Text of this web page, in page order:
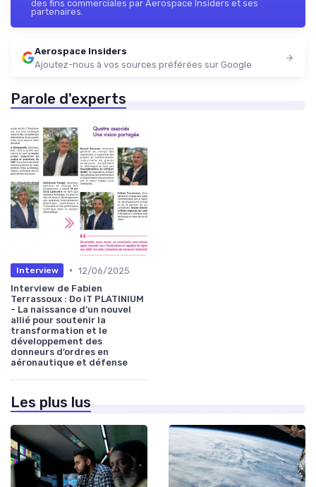
des fins commerciales par Aerospace Insiders et ses
partenaires.
Aerospace Insiders
Ajoutez-nous à vos sources préférées sur Google
Parole d'experts
Interview • 12/06/2025
Interview de Fabien
Terrassoux : Do iT PLATINIUM
- La naissance d’un nouvel
allié pour soutenir la
transformation et le
développement des
donneurs d’ordres en
aéronautique et défense
Les plus lus